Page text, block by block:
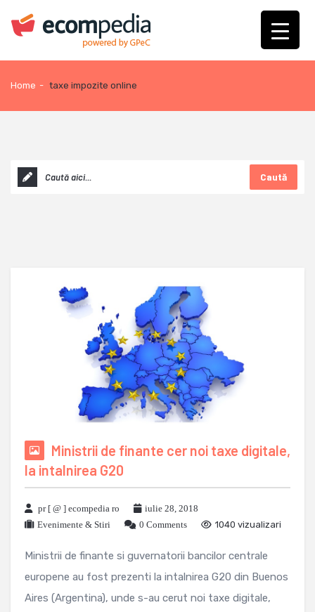
Home - taxe impozite online
Caută
Ministrii de finante cer noi taxe digitale,
la intalnirea G20
pr [ @ ] ecompedia ro
iulie 28, 2018
Evenimente & Stiri
0 Comments 1040 vizualizari
Ministrii de finante si guvernatorii bancilor centrale
europene au fost prezenti la intalnirea G20 din Buenos
Aires (Argentina), unde s-au cerut noi taxe digitale,